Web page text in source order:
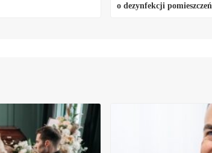
o dezynfekcji pomieszczeń